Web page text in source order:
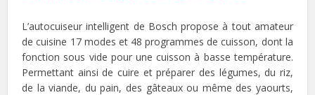
L’autocuiseur intelligent de Bosch propose à tout amateur
de cuisine 17 modes et 48 programmes de cuisson, dont la
fonction sous vide pour une cuisson à basse température.
Permettant ainsi de cuire et préparer des légumes, du riz,
de la viande, du pain, des gâteaux ou même des yaourts,